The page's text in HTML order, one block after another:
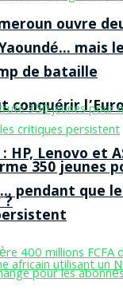
conquérir
HP, Lenovo et
ouvre
mais
de bataille
350 jeunes
pendant que